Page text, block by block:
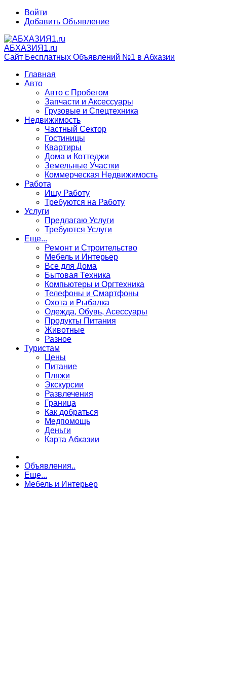
Войти
Добавить Объявление
АБХАЗИЯ1.ru
Сайт Бесплатных Объявлений №1 в Абхазии
Главная
Авто
Авто с Пробегом
Запчасти и Аксессуары
Грузовые и Спецтехника
Недвижимость
Частный Сектор
Гостиницы
Квартиры
Дома и Коттеджи
Земельные Участки
Коммерческая Недвижимость
Работа
Ищу Работу
Требуются на Работу
Услуги
Предлагаю Услуги
Требуются Услуги
Еще...
Ремонт и Строительство
Мебель и Интерьер
Все для Дома
Бытовая Техника
Компьютеры и Оргтехника
Телефоны и Смартфоны
Охота и Рыбалка
Одежда, Обувь, Асессуары
Продукты Питания
Животные
Разное
Туристам
Цены
Питание
Пляжи
Экскурсии
Развлечения
Граница
Как добраться
Медпомощь
Деньги
Карта Абхазии
Объявления..
Еще...
Мебель и Интерьер